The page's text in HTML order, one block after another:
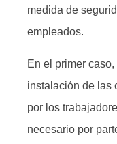
medida de
empleados.
En el primer
instalación de las
por los
necesario por